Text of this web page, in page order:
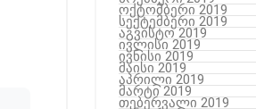
ოქტომბერი 2019
სექტემბერი 2019
აგვისტო 2019
ივლისი 2019
ივნისი 2019
მაისი 2019
აპრილი 2019
მარტი 2019
თებერვალი 2019